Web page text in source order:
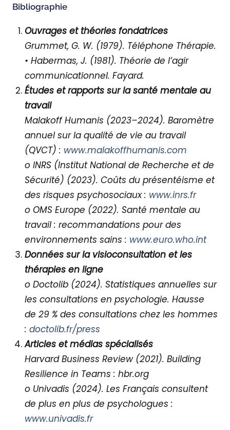
Bibliographie
Ouvrages et théories fondatrices
Grummet, G. W. (1979). Téléphone Thérapie.
• Habermas, J. (1981). Théorie de l’agir
communicationnel. Fayard.
Études et rapports sur la santé mentale au
travail
Malakoff Humanis (2023–2024). Baromètre
annuel sur la qualité de vie au travail
(QVCT) : www.malakoffhumanis.com
o INRS (Institut National de Recherche et de
Sécurité) (2023). Coûts du présentéisme et
des risques psychosociaux : www.inrs.fr
o OMS Europe (2022). Santé mentale au
travail : recommandations pour des
environnements sains : www.euro.who.int
Données sur la visioconsultation et les
thérapies en ligne
o Doctolib (2024). Statistiques annuelles sur
les consultations en psychologie. Hausse
de 29 % des consultations chez les hommes
: doctolib.fr/press
Articles et médias spécialisés
Harvard Business Review (2021). Building
Resilience in Teams : hbr.org
o Univadis (2024). Les Français consultent
de plus en plus de psychologues :
www.univadis.fr